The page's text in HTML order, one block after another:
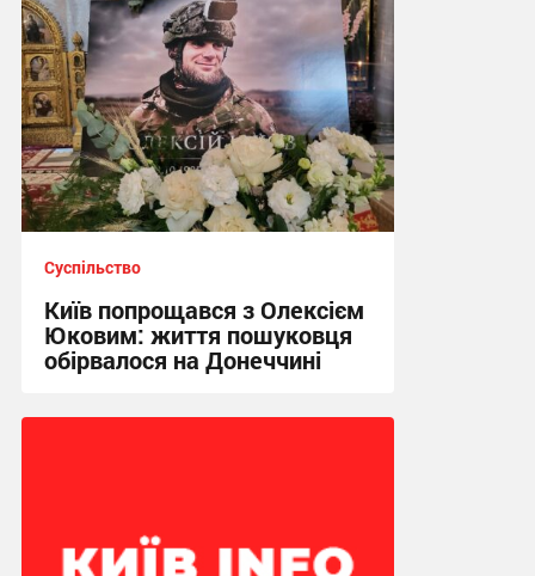
Суспільство
Київ попрощався з Олексієм
Юковим: життя пошуковця
обірвалося на Донеччині